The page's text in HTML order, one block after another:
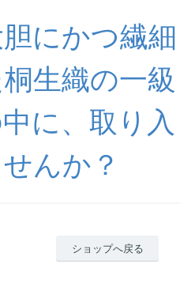
にかつ繊細
生織の一級
に、取り入
んか？
ショップへ戻る